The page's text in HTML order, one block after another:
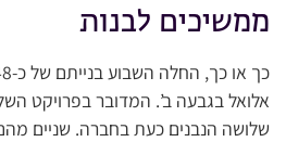
ממשיכים לבנות
אלואל בגבעה ב’. המדובר בפרויקט
שלושה הנבנים כעת בחברה. שניים